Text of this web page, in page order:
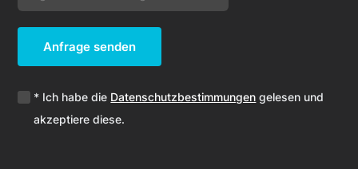
Anfrage senden
* Ich habe die Datenschutzbestimmungen gelesen und
akzeptiere diese.